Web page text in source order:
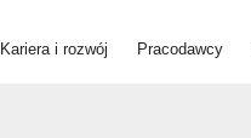
Kariera i rozwój Pracodawcy